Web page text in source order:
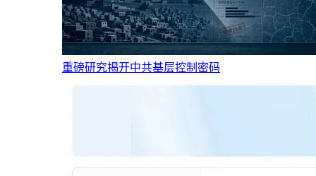
重磅研究揭开中共基层控制密码